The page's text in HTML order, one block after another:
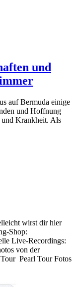
und
auf Bermuda einige
und Hoffnung
und Krankheit. Als
wirst dir hier
Shop:
Live-Recordings:
von der
Pearl Tour Fotos